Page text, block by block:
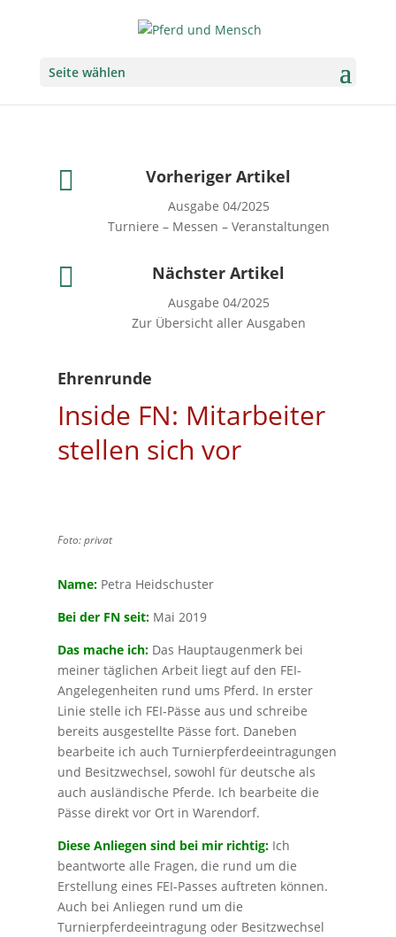
Seite wählen
 Vorheriger Artikel
Ausgabe 04/2025
Turniere – Messen – Veranstaltungen
 Nächster Artikel
Ausgabe 04/2025
Zur Übersicht aller Ausgaben
Ehrenrunde
Inside FN: Mitarbeiter
stellen sich vor
Foto: privat
Name:Petra Heidschuster
Bei der FN seit:Mai 2019
Das mache ich:Das Hauptaugenmerk bei
meiner täglichen Arbeit liegt auf den FEI-
Angelegenheiten rund ums Pferd. In erster
Linie stelle ich FEI-Pässe aus und schreibe
bereits ausgestellte Pässe fort. Daneben
bearbeite ich auch Turnierpferdeeintragungen
und Besitzwechsel, sowohl für deutsche als
auch ausländische Pferde. Ich bearbeite die
Pässe direkt vor Ort in Warendorf.
Diese Anliegen sind bei mir richtig: Ich
beantworte alle Fragen, die rund um die
Erstellung eines FEI-Passes auftreten können.
Auch bei Anliegen rund um die
Turnierpferdeeintragung oder Besitzwechsel